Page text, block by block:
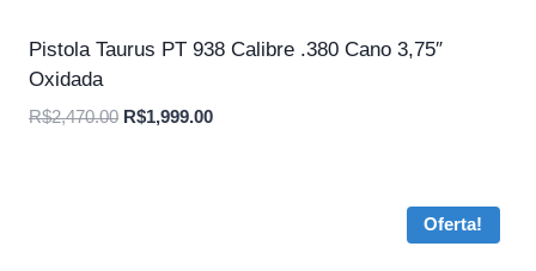
Pistola Taurus PT 938 Calibre .380 Cano 3,75″
Oxidada
R$2,470.00 O
R$1,999.00O
Oferta!